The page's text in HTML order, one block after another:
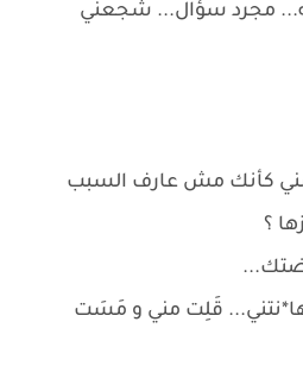
مجرد سؤال... شجعني
كأنك مش عارف السبب
؟
قَلِت مني و مَسَت